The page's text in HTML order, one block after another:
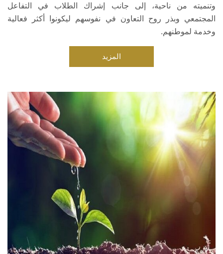
وتنميته من ناحية، إلى جانب إشراك الطلاب في التفاعل
المجتمعي وبذر روح التعاون في نفوسهم ليكونوا أكثر فعالية
وخدمة لموطنهم.
المزيد